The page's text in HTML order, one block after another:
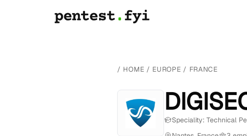
/ HOME / EUROPE / FRANCE
Speciality: Technical